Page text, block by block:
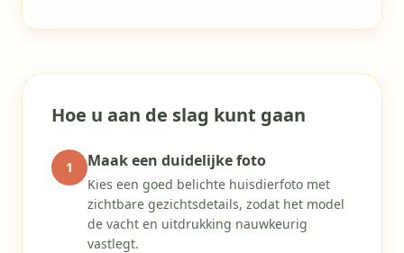
Hoe u aan de slag kunt gaan
1 Maak een duidelijke foto
Kies een goed belichte huisdierfoto met
zichtbare gezichtsdetails, zodat het model
de vacht en uitdrukking nauwkeurig
vastlegt.